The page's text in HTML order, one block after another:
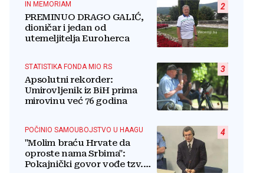
2
IN MEMORIAM
PREMINUO DRAGO GALIĆ,
dioničar i jedan od
utemeljitelja Euroherca
3
STATISTIKA FONDA MIO RS
Apsolutni rekorder:
Umirovljenik iz BiH prima
mirovinu već 76 godina
4
POČINIO SAMOUBOJSTVO U HAAGU
"Molim braću Hrvate da
oproste nama Srbima":
Pokajnički govor vođe tzv.